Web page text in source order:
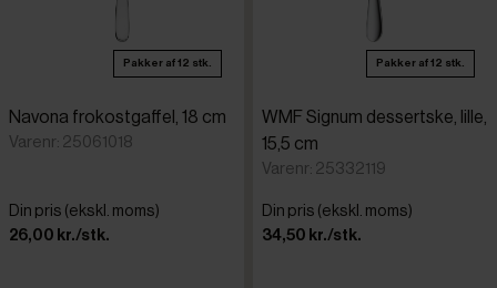
Pakker af 12 stk.
Navona frokostgaffel, 18 cm
Varenr: 25061018
Din pris (ekskl. moms)
26,00 kr./stk.
Pakker af 12 stk.
WMF Signum dessertske, lille,
15,5 cm
Varenr: 25332119
Din pris (ekskl. moms)
34,50 kr./stk.